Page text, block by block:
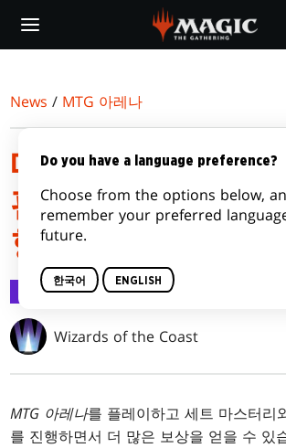
main
News / MTG 아레나
매직: 더 개더링®—
판타지™ 마스터리
항
MTG 아레나 2025.05.14
Wizards of the Coast
MTG 아레나를 플레이하고 세트 마스터리
를 진행하면서 더 많은 보상을 얻을 수 있
Do you have a language preference?
Choose from the options below,
remember your preferred
future.
한국어 ENGLISH